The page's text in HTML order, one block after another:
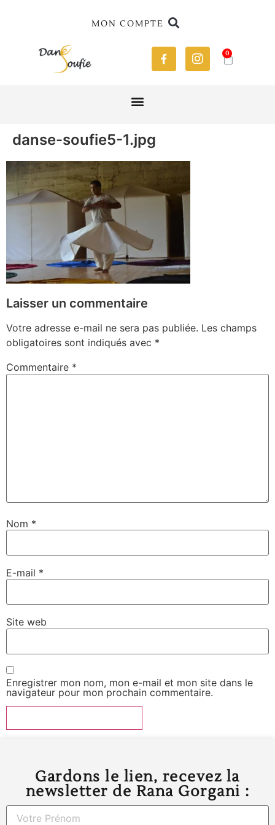
MON COMPTE
0
danse-soufie5-1.jpg
Laisser un commentaire
Votre adresse e-mail ne sera pas publiée. Les champs
obligatoires sont indiqués avec *
Commentaire *
Nom *
E-mail *
Site web
Enregistrer mon nom, mon e-mail et mon site dans le
navigateur pour mon prochain commentaire.
Gardons le lien, recevez la
newsletter de Rana Gorgani :